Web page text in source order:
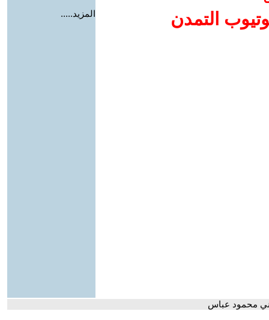
التمدن
المزيد.....
محمود عباس